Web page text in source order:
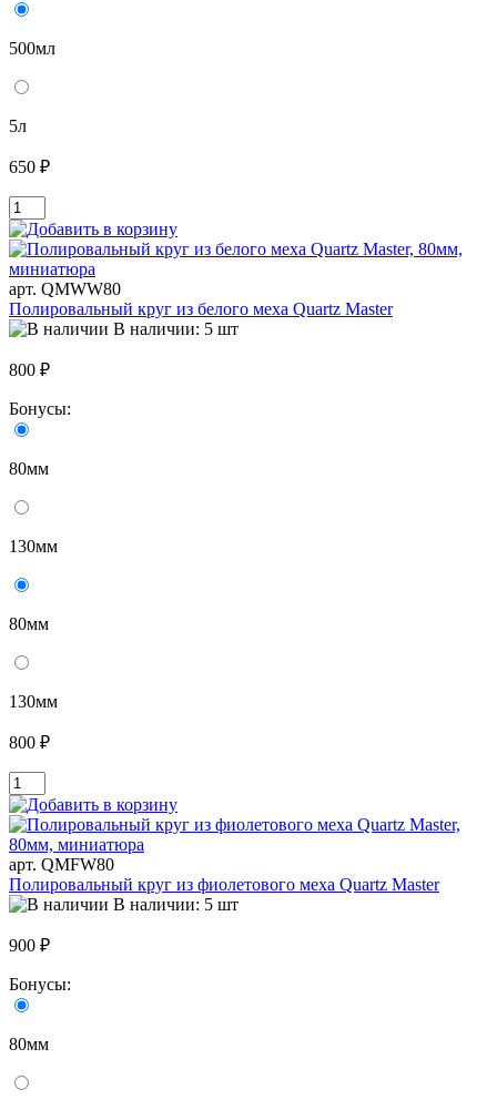
500мл
5л
650 ₽
арт. QMWW80
Полировальный круг из белого меха Quartz Master
В наличии: 5 шт
800 ₽
Бонусы:
80мм
130мм
80мм
130мм
800 ₽
арт. QMFW80
Полировальный круг из фиолетового меха Quartz Master
В наличии: 5 шт
900 ₽
Бонусы:
80мм